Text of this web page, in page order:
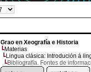
Grao en Xeografía e Historia
Materias
Lingua clásica: Introdución á
Bibliografía. Fontes de